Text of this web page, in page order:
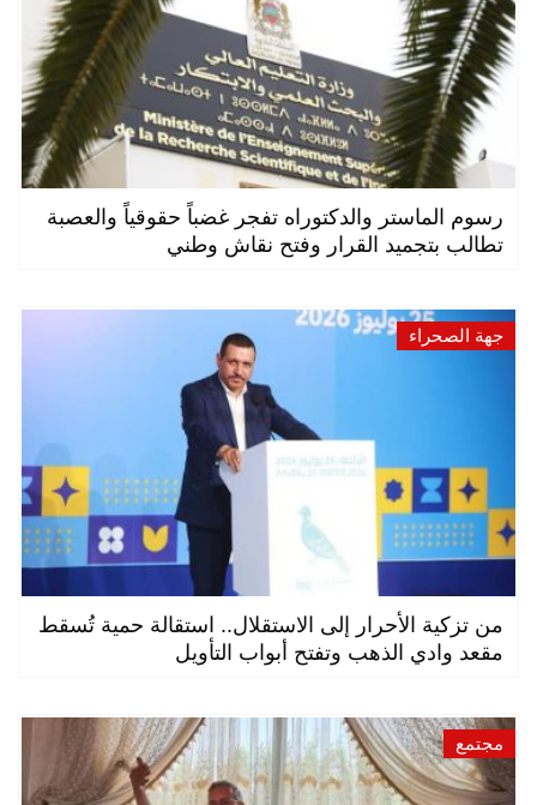
رسوم الماستر والدكتوراه تفجر غضباً حقوقياً والعصبة
تطالب بتجميد القرار وفتح نقاش وطني
جهة الصحراء
من تزكية الأحرار إلى الاستقلال.. استقالة حمية تُسقط
مقعد وادي الذهب وتفتح أبواب التأويل
مجتمع